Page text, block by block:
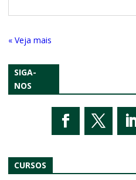
« Entradas Antigas
SIGA-
NOS
CURSOS